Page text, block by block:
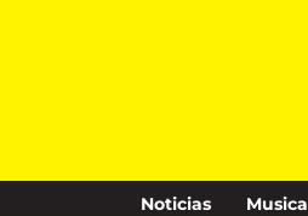
Noticias Musica